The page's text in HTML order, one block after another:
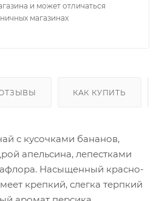
и может отличаться
магазинах
КАК КУПИТЬ
с кусочками бананов,
апельсина, лепестками
Насыщенный красно-
крепкий, слегка терпкий